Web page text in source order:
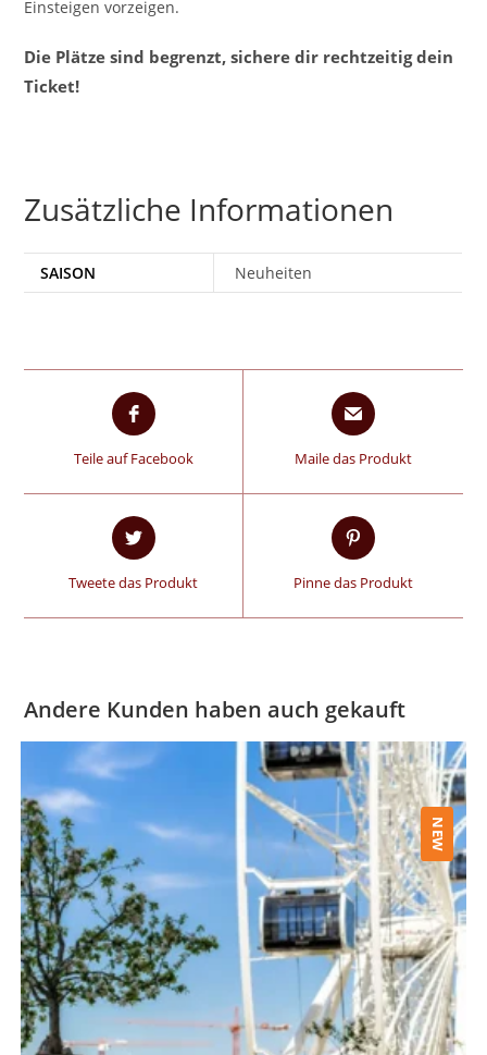
Einsteigen vorzeigen.
Die Plätze sind begrenzt, sichere dir rechtzeitig dein
Ticket!
Zusätzliche Informationen
SAISON Neuheiten
Teile auf Facebook Maile das Produkt
Tweete das Produkt Pinne das Produkt
Andere Kunden haben auch gekauft
NEW